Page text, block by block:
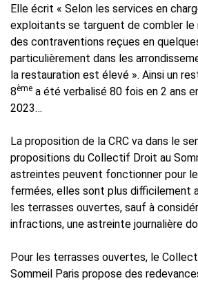
Elle écrit « Selon les services en
exploitants se targuent de combler le
des contraventions reçues en
particulièrement dans les
la restauration est élevé ». Ainsi un
8ème a été verbalisé 80 fois en 2 ans
2023…
La proposition de la CRC va dans le
propositions du Collectif Droit au
astreintes peuvent fonctionner pour
fermées, elles sont plus difficilement
les terrasses ouvertes, sauf à
infractions, une astreinte journalière
Pour les terrasses ouvertes, le
Sommeil Paris propose des